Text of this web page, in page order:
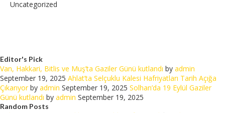
Uncategorized
Editor's Pick
Van, Hakkari, Bitlis ve Muş’ta Gaziler Günü kutlandı by admin
September 19, 2025 Ahlat’ta Selçuklu Kalesi Hafriyatları Tarih Açığa
Çıkarıyorby admin September 19, 2025 Solhan’da 19 Eylül Gaziler
Günü kutlandı by admin September 19, 2025
Random Posts